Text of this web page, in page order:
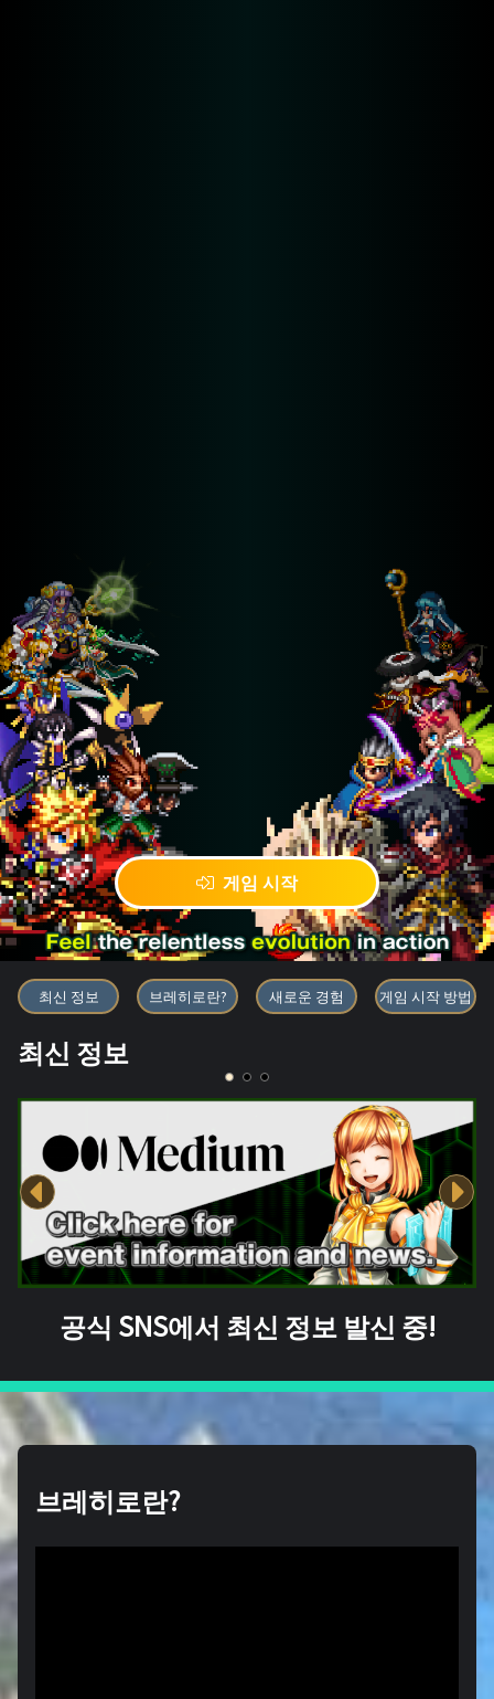
게임 시작
블록체인 게임 「BRAVE
최신 정보 브레히로란? 새로운 경험 게임 시작 방법
최신 정보
공식 SNS에서 최신 정보 발신 중!
브레히로란?